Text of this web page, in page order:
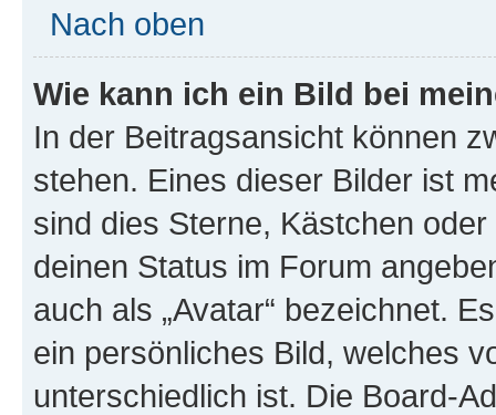
Nach oben
Wie kann ich ein Bild bei
In der Beitragsansicht können
stehen. Eines dieser Bilder ist
sind dies Sterne, Kästchen
deinen Status im Forum
auch als „Avatar“ bezeichnet.
ein persönliches Bild, welches
unterschiedlich ist. Die Board-